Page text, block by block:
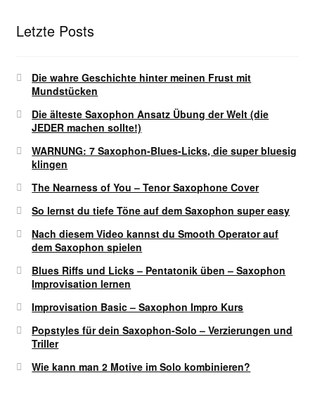
Letzte Posts
Die wahre Geschichte hinter meinen Frust mit
Mundstücken
Die älteste Saxophon Ansatz Übung der Welt (die
JEDER machen sollte!)
WARNUNG: 7 Saxophon-Blues-Licks, die super bluesig
klingen
The Nearness of You – Tenor Saxophone Cover
So lernst du tiefe Töne auf dem Saxophon super easy
Nach diesem Video kannst du Smooth Operator auf
dem Saxophon spielen
Blues Riffs und Licks – Pentatonik üben – Saxophon
Improvisation lernen
Improvisation Basic – Saxophon Impro Kurs
Popstyles für dein Saxophon-Solo – Verzierungen und
Triller
Wie kann man 2 Motive im Solo kombinieren?